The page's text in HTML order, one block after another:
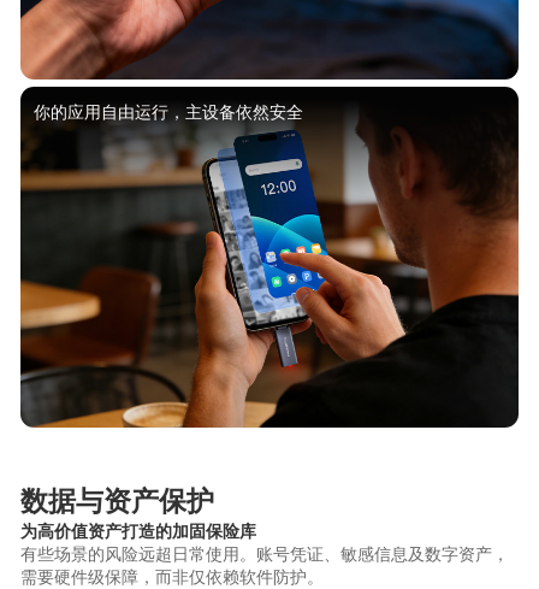
你的应用自由运行，主设备依然安全
数据与资产保护
为高价值资产打造的加固保险库
有些场景的风险远超日常使用。账号凭证、敏感信息及数字资产，
需要硬件级保障，而非仅依赖软件防护。